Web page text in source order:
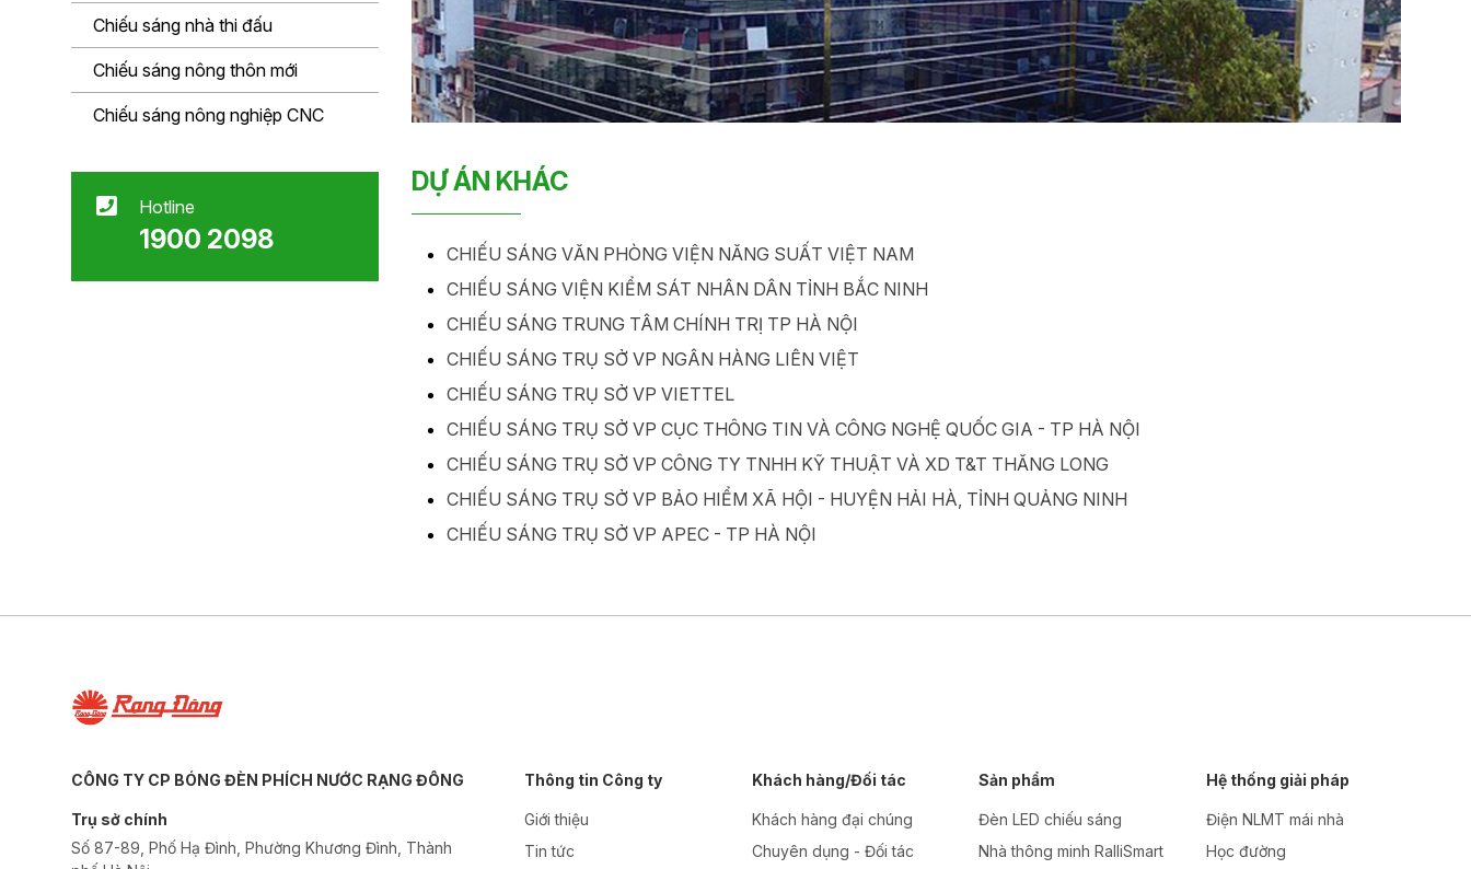
DỰ ÁN KHÁC
CHIẾU SÁNG VĂN PHÒNG VIỆN NĂNG SUẤT VIỆT NAM
CHIẾU SÁNG VIỆN KIỂM SÁT NHÂN DÂN TỈNH BẮC NINH
CHIẾU SÁNG TRUNG TÂM CHÍNH TRỊ TP HÀ NỘI
CHIẾU SÁNG TRỤ SỞ VP NGÂN HÀNG LIÊN VIỆT
CHIẾU SÁNG TRỤ SỞ VP VIETTEL
CHIẾU SÁNG TRỤ SỞ VP CỤC THÔNG TIN VÀ CÔNG NGHỆ QUỐC GIA - TP HÀ NỘI
CHIẾU SÁNG TRỤ SỞ VP CÔNG TY TNHH KỸ THUẬT VÀ XD T&T THĂNG LONG
CHIẾU SÁNG TRỤ SỞ VP BẢO HIỂM XÃ HỘI - HUYỆN HẢI HÀ, TỈNH QUẢNG NINH
CHIẾU SÁNG TRỤ SỞ VP APEC - TP HÀ NỘI
Chiếu sáng nhà thi đấu
Chiếu sáng nông thôn mới
Chiếu sáng nông nghiệp CNC
Hotline
1900 2098
CÔNG TY CP BÓNG ĐÈN PHÍCH NƯỚC RẠNG ĐÔNG
Trụ sở chính
Số 87-89, Phố Hạ Đình, Phường Khương Đình, Thành
Thông tin Công ty
Giới thiệu
Tin tức
Khách hàng/Đối tác
Khách hàng đại chúng
Chuyên dụng - Đối tác
Sản phẩm
Đèn LED chiếu sáng
Nhà thông minh RalliSmart
Hệ thống giải pháp
Điện NLMT mái nhà
Học đường